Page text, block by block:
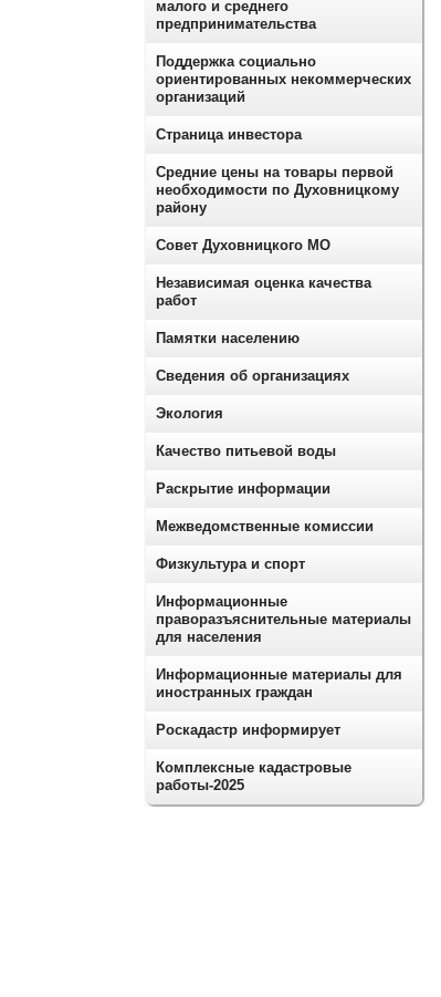
малого и среднего
предпринимательства
Поддержка социально
ориентированных некоммерческих
организаций
Страница инвестора
Средние цены на товары первой
необходимости по Духовницкому
району
Совет Духовницкого МО
Независимая оценка качества
работ
Памятки населению
Сведения об организациях
Экология
Качество питьевой воды
Раскрытие информации
Межведомственные комиссии
Физкультура и спорт
Информационные
праворазъяснительные материалы
для населения
Информационные материалы для
иностранных граждан
Роскадастр информирует
Комплексные кадастровые
работы-2025